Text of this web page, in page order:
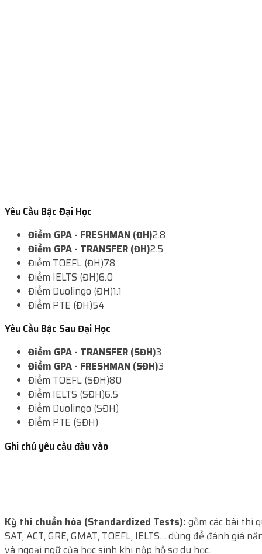
Kỳ thi chuẩn hóa (Standardized Tests): gồm các bài thi
SAT, ACT, GRE, GMAT, TOEFL, IELTS… dùng để đánh giá
và ngoại ngữ của học sinh khi nộp hồ sơ du học.
Yêu Cầu Bậc Đại Học
Điểm GPA - FRESHMAN (ĐH)2.8
Điểm GPA - TRANSFER (ĐH)2.5
Điểm TOEFL (ĐH)78
Điểm IELTS (ĐH)6.0
Điểm Duolingo (ĐH)1.1
Điểm PTE (ĐH)54
Yêu Cầu Bậc Sau Đại Học
Điểm GPA - TRANSFER (SĐH)3
Điểm GPA - FRESHMAN (SĐH)3
Điểm TOEFL (SĐH)80
Điểm IELTS (SĐH)6.5
Điểm Duolingo (SĐH)
Điểm PTE (SĐH)
Ghi chú yêu cầu đầu vào